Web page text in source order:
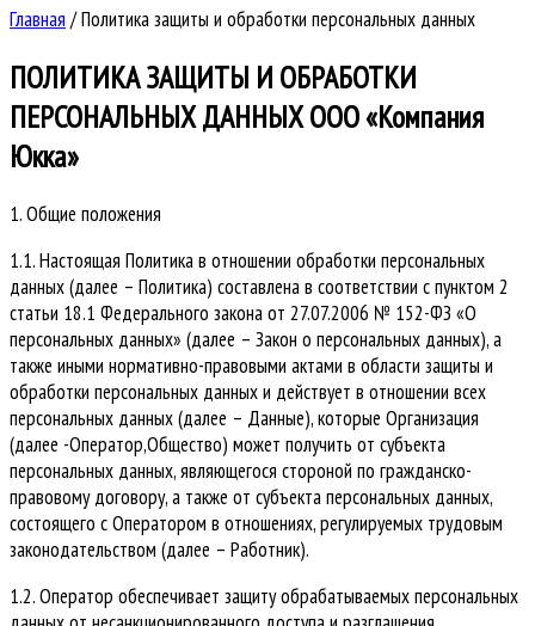
Главная /Политика защиты и обработки персональных данных
ПОЛИТИКА ЗАЩИТЫ И ОБРАБОТКИ
ПЕРСОНАЛЬНЫХ ДАННЫХ ООО «Компания
Юкка»
1. Общие положения
1.1. Настоящая Политика в отношении обработки персональных
данных (далее – Политика) составлена в соответствии с пунктом 2
статьи 18.1 Федерального закона от 27.07.2006 № 152-ФЗ «О
персональных данных» (далее – Закон о персональных данных), а
также иными нормативно-правовыми актами в области защиты и
обработки персональных данных и действует в отношении всех
персональных данных (далее – Данные), которые Организация
(далее -Оператор,Общество) может получить от субъекта
персональных данных, являющегося стороной по гражданско-
правовому договору, а также от субъекта персональных данных,
состоящего с Оператором в отношениях, регулируемых трудовым
законодательством (далее – Работник).
1.2. Оператор обеспечивает защиту обрабатываемых персональных